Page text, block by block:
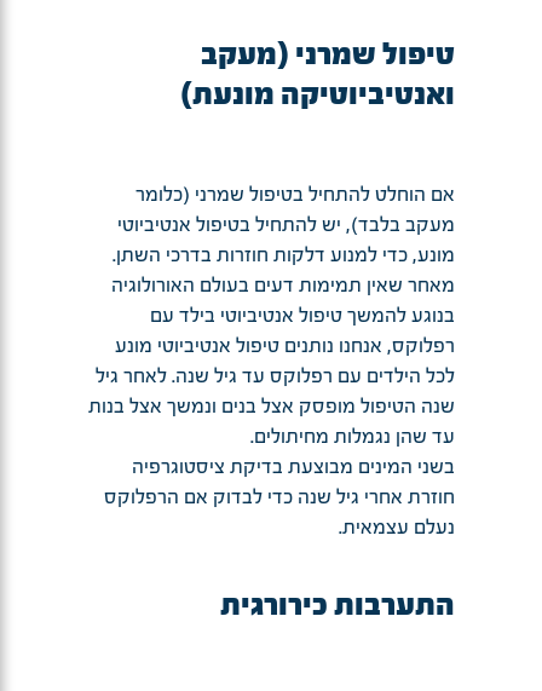
טיפול שמרני (מעקב
ואנטיביוטיקה מונעת)
אם הוחלט להתחיל בטיפול שמרני (כלומר
מעקב בלבד), יש להתחיל בטיפול אנטיביוטי
מונע, כדי למנוע דלקות חוזרות בדרכי השתן.
מאחר שאין תמימות דעים בעולם האורולוגיה
בנוגע להמשך טיפול אנטיביוטי בילד עם
רפלוקס, אנחנו נותנים טיפול אנטיביוטי מונע
לכל הילדים עם רפלוקס עד גיל שנה. לאחר גיל
שנה הטיפול מופסק אצל בנים ונמשך אצל בנות
עד שהן נגמלות מחיתולים.
בשני המינים מבוצעת בדיקת ציסטוגרפיה
חוזרת אחרי גיל שנה כדי לבדוק אם הרפלוקס
נעלם עצמאית.
התערבות כירורגית